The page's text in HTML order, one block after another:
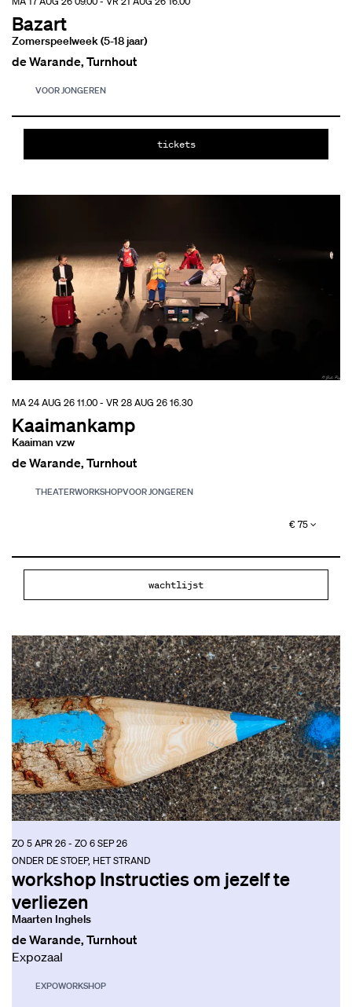
Bazart
Zomerspeelweek (5-18 jaar)
de Warande, Turnhout
VOOR JONGEREN
tickets
Kaaimankamp
Kaaiman vzw
MA 24 AUG 2611.00- VR 28 AUG 2616.30
de Warande, Turnhout
THEATERWORKSHOPVOOR JONGEREN
€ 75
wachtlijst
workshop Instructies om jezelf te
verliezen
Maarten Inghels
ONDER DE STOEP, HET STRAND
ZO 5 APR 26- ZO 6 SEP 26
de Warande, Turnhout
Expozaal
EXPOWORKSHOP